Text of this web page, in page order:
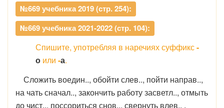
№669 учебника 2019 (стр. 254):
№669 учебника 2021-2022 (стр. 104):
Спишите, употребляя в наречиях суффикс-
о или -а.
Сложить воедин.., обойти слев.., пойти направ..,
на чать сначал.., закончить работу засветл.., отмыть
до чист.., поссориться снов.., свернуть влев.. .